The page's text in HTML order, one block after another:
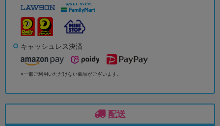
キャッシュレス決済
※一部ご利用いただけない商品がございます。
配送